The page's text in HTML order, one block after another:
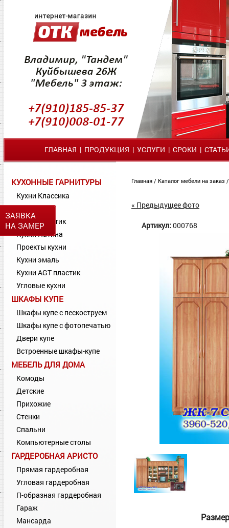
ЗАЯВКА
НА ЗАМЕР
ГЛАВНАЯ | ПРОДУКЦИЯ | УСЛУГИ | СРОКИ |
КУХОННЫЕ ГАРНИТУРЫ
Кухни Классика
Кухни МДФ
Кухни Пластик
Кухни Патина
Проекты кухни
Кухни эмаль
Кухни AGT пластик
Угловые кухни
ШКАФЫ КУПЕ
Шкафы купе с пескоструем
Шкафы купе с фотопечатью
Двери купе
Встроенные шкафы-купе
МЕБЕЛЬ ДЛЯ ДОМА
Комоды
Детские
Прихожие
Стенки
Спальни
Компьютерные столы
ГАРДЕРОБНАЯ АРИСТО
Прямая гардеробная
Угловая гардеробная
П-образная гардеробная
Гараж
Мансарда
Главная / Каталог мебели на заказ
« Предыдущее фото
Артикул: 000768